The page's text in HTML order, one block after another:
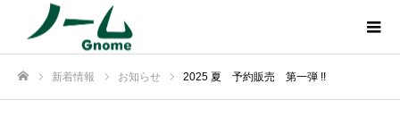
新着情報 お知らせ 2025 夏 予約販売 第一弾 !!